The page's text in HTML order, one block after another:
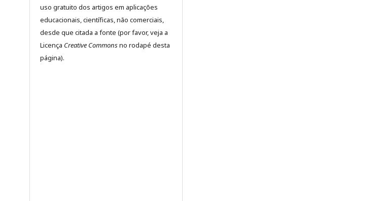
uso gratuito dos artigos em aplicações
educacionais, científicas, não comerciais,
desde que citada a fonte (por favor, veja a
Licença Creative Commonsno rodapé desta
página).